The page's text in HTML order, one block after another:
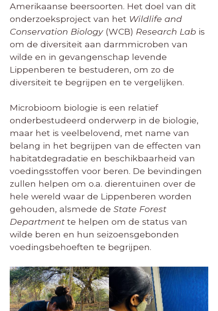
Amerikaanse beersoorten. Het doel van dit
onderzoeksproject van het Wildlife and
Conservation Biology(WCB) Research Lab is
om de diversiteit aan darmmicroben van
wilde en in gevangenschap levende
Lippenberen te bestuderen, om zo de
diversiteit te begrijpen en te vergelijken.
Microbioom biologie is een relatief
onderbestudeerd onderwerp in de biologie,
maar het is veelbelovend, met name van
belang in het begrijpen van de effecten van
habitatdegradatie en beschikbaarheid van
voedingsstoffen voor beren. De bevindingen
zullen helpen om o.a. dierentuinen over de
hele wereld waar de Lippenberen worden
gehouden, alsmede de State Forest
Department te helpen om de status van
wilde beren en hun seizoensgebonden
voedingsbehoeften te begrijpen.